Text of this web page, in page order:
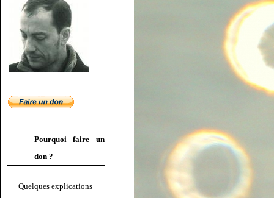
Pourquoi faire un
don ?
Quelques explications